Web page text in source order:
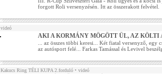
forgott Roli versenyzésén. Itt az összerakott felvétel.
videó
AKI A KORMÁNY MÖGÖTT ÜL, AZ KÖLTI
... az összes többi keresi... Két fiatal versenyző, egy
az autósport felé... Farkas Tamással és Levivel
Kakucs Ring TÉLI KUPA 2.forduló • videó